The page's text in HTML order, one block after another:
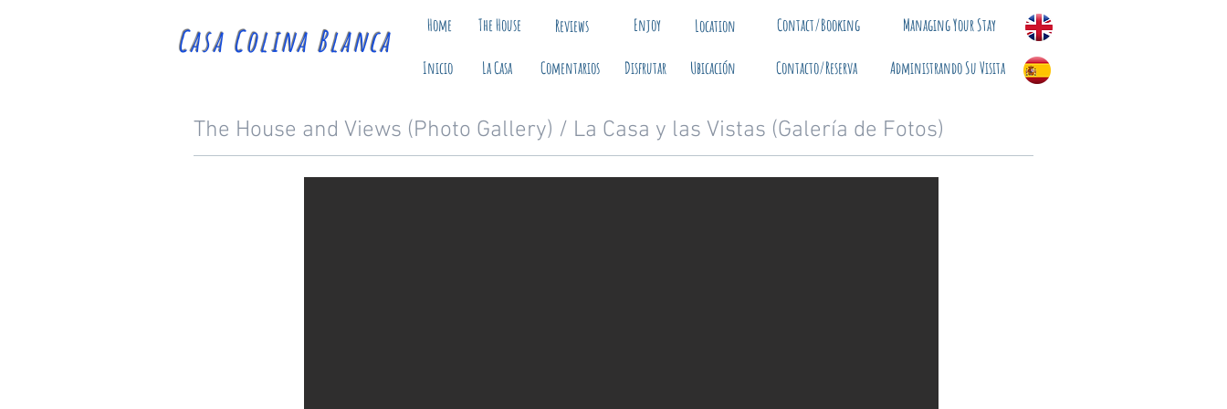
Casa Colina Blanca Home The House Reviews
Inicio La Casa Comentarios
Enjoy Location
Disfrutar Ubicación
Contact/Booking Managing Your Stay
Contacto/Reserva Administrando Su Visita
The House and Views (Photo Gallery) / La Casa y las Vistas (Galería de Fotos)